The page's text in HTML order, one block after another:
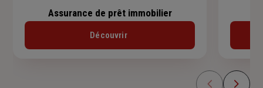
Assurance de prêt immobilier
Découvrir